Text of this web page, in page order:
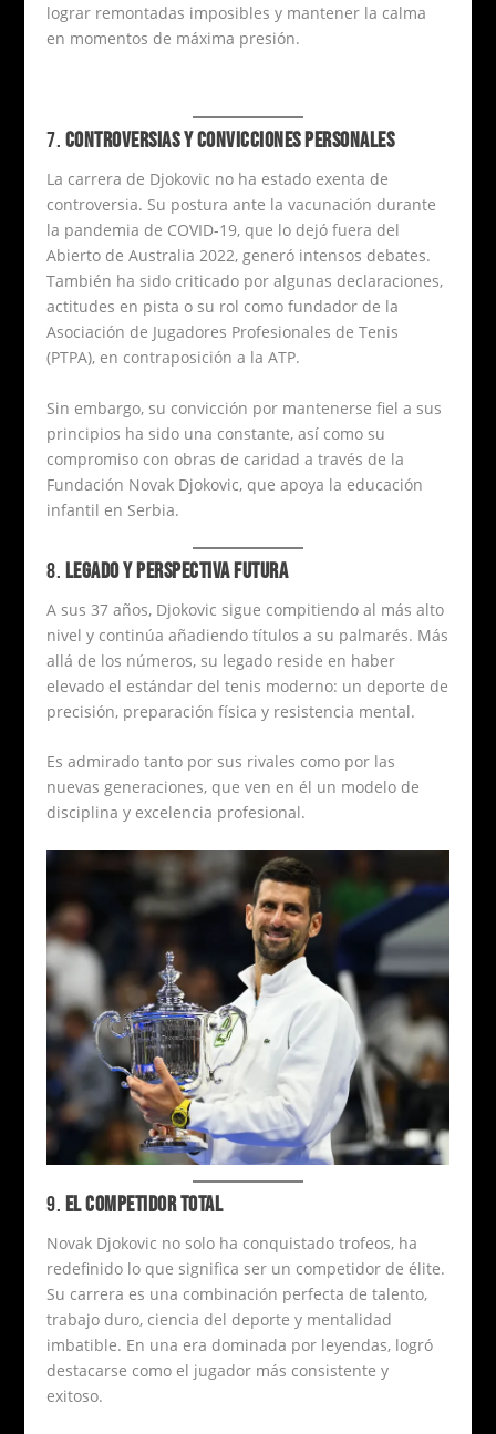
lograr remontadas imposibles y mantener la calma
en momentos de máxima presión.
7. CONTROVERSIAS Y CONVICCIONES PERSONALES
La carrera de Djokovic no ha estado exenta de
controversia. Su postura ante la vacunación durante
la pandemia de COVID-19, que lo dejó fuera del
Abierto de Australia 2022, generó intensos debates.
También ha sido criticado por algunas declaraciones,
actitudes en pista o su rol como fundador de la
Asociación de Jugadores Profesionales de Tenis
(PTPA), en contraposición a la ATP.
Sin embargo, su convicción por mantenerse fiel a sus
principios ha sido una constante, así como su
compromiso con obras de caridad a través de la
Fundación Novak Djokovic, que apoya la educación
infantil en Serbia.
8. LEGADO Y PERSPECTIVA FUTURA
A sus 37 años, Djokovic sigue compitiendo al más alto
nivel y continúa añadiendo títulos a su palmarés. Más
allá de los números, su legado reside en haber
elevado el estándar del tenis moderno: un deporte de
precisión, preparación física y resistencia mental.
Es admirado tanto por sus rivales como por las
nuevas generaciones, que ven en él un modelo de
disciplina y excelencia profesional.
9. EL COMPETIDOR TOTAL
Novak Djokovic no solo ha conquistado trofeos, ha
redefinido lo que significa ser un competidor de élite.
Su carrera es una combinación perfecta de talento,
trabajo duro, ciencia del deporte y mentalidad
imbatible. En una era dominada por leyendas, logró
destacarse como el jugador más consistente y
exitoso.